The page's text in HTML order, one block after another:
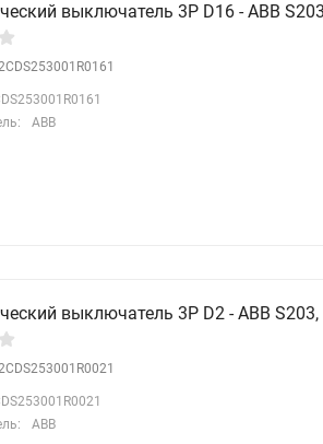
выключатель 3P D16 - ABB
ABB
выключатель 3P D2 - ABB S203,
ABB